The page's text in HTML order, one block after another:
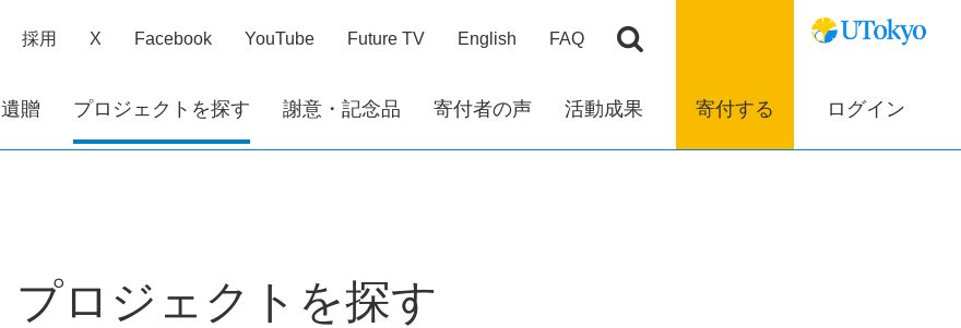
採用 X Facebook YouTube Future TV English FAQ
遺贈 プロジェクトを探す 謝意・記念品 寄付者の声 活動成果 寄付する ログイン
プロジェクトを探す